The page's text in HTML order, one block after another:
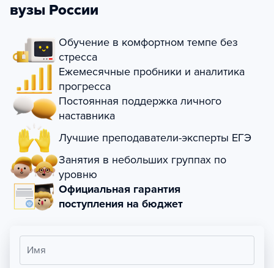
вузы России
Обучение в комфортном темпе без
стресса
Ежемесячные пробники и аналитика
прогресса
Постоянная поддержка личного
наставника
Лучшие преподаватели-эксперты ЕГЭ
Занятия в небольших группах по
уровню
Официальная гарантия
поступления на бюджет
Имя